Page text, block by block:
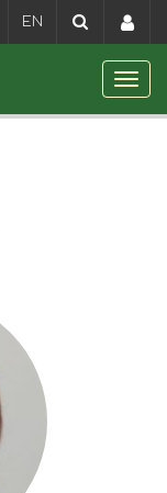
EN